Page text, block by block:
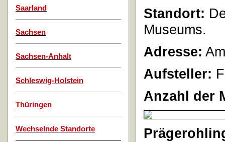
Saarland
Sachsen
Sachsen-Anhalt
Schleswig-Holstein
Thüringen
Wechselnde Standorte
Standort:
Museums.
Adresse:
Aufsteller:
Anzahl der